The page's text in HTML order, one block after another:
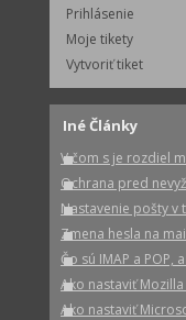
Prihlásenie
Moje tikety
Vytvoriť tiket
Iné Články
V čom s je rozdiel
Ochrana pred
Nastavenie pošty v
Zmena hesla na
Čo sú IMAP a POP,
Ako nastaviť
Ako nastaviť